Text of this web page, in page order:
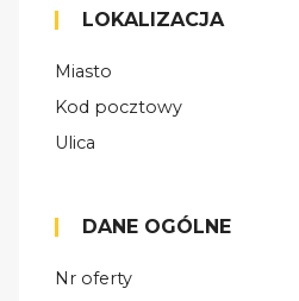
LOKALIZACJA
Miasto
Kod pocztowy
Ulica
DANE OGÓLNE
Nr oferty